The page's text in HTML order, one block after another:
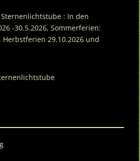
: In den
-30.5.2026, Sommerferien:
Herbstferien 29.10.2026 und